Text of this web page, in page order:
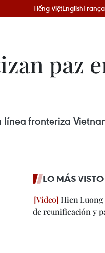
Tiếng ViệtEnglish
paz
fronteriza
LO MÁS VISTO
Hien Luong
de reunificación y